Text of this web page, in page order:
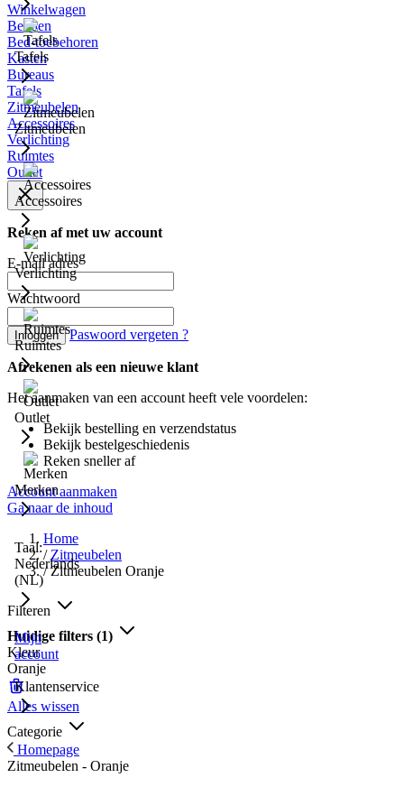
Winkelwagen
Tafels
Zitmeubelen
Accessoires
Verlichting
Ruimtes
Outlet
Merken
Taal:
Nederlands
(NL)
Mijn
account
Klantenservice
Bedden
Bed-toebehoren
Kasten
Bureaus
Tafels
Zitmeubelen
Accessoires
Verlichting
Ruimtes
Outlet
Reken af met uw account
E-mail adres
Wachtwoord
Inloggen Paswoord vergeten ?
Afrekenen als een nieuwe klant
Het aanmaken van een account heeft vele voordelen:
Bekijk bestelling en verzendstatus
Bekijk bestelgeschiedenis
Reken sneller af
Account aanmaken
Ga naar de inhoud
Home
/ Zitmeubelen
/ Zitmeubelen Oranje
Filteren
Huidige filters (1)
Kleur
Oranje
Alles wissen
Categorie
Homepage
Zitmeubelen - Oranje